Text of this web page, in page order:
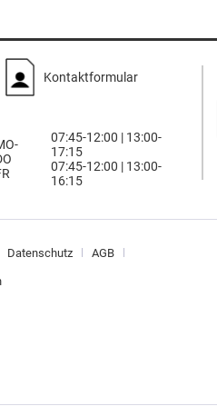
Kontaktformular
07:45-12:00 | 13:00-
17:15
07:45-12:00 | 13:00-
16:15
Datenschutz AGB